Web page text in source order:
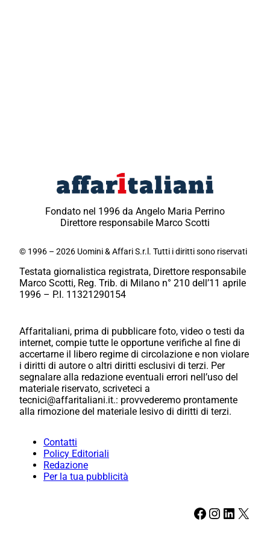
Fondato nel 1996 da Angelo Maria Perrino
Direttore responsabile Marco Scotti
© 1996 – 2026 Uomini & Affari S.r.l. Tutti i diritti sono riservati
Testata giornalistica registrata, Direttore responsabile
Marco Scotti, Reg. Trib. di Milano n° 210 dell’11 aprile
1996 – P.I. 11321290154
Affaritaliani, prima di pubblicare foto, video o testi da
internet, compie tutte le opportune verifiche al fine di
accertarne il libero regime di circolazione e non violare
i diritti di autore o altri diritti esclusivi di terzi. Per
segnalare alla redazione eventuali errori nell’uso del
materiale riservato, scriveteci a
tecnici@affaritaliani.it.: provvederemo prontamente
alla rimozione del materiale lesivo di diritti di terzi.
Contatti
Policy Editoriali
Redazione
Per la tua pubblicità
Facebook Instagram LinkedIn X